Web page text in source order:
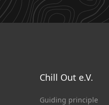
Chill Out e.V.
Guiding principle